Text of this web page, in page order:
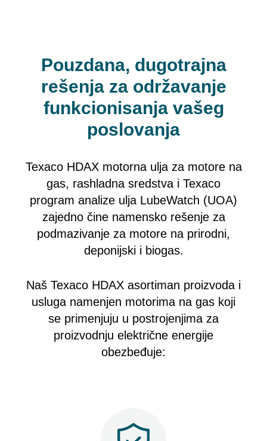
Pouzdana, dugotrajna
rešenja za održavanje
funkcionisanja vašeg
poslovanja
Texaco HDAX motorna ulja za motore na
gas, rashladna sredstva i Texaco
program analize ulja LubeWatch (UOA)
zajedno čine namensko rešenje za
podmazivanje za motore na prirodni,
deponijski i biogas.
Naš Texaco HDAX asortiman proizvoda i
usluga namenjen motorima na gas koji
se primenjuju u postrojenjima za
proizvodnju električne energije
obezbeđuje: